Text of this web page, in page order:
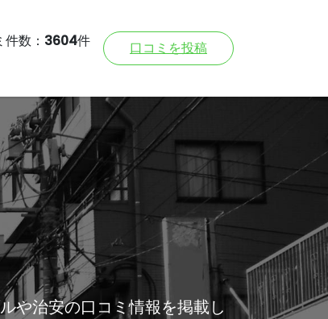
数： 3604件 口コミを投稿
や治安の口コミ情報を掲載し